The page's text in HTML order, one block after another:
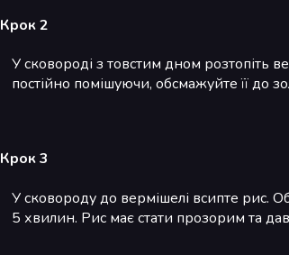
Крок 2
У сковороді з товстим дном розтопіть
постійно помішуючи, обсмажуйте її до
Крок 3
У сковороду до вермішелі всипте рис.
5 хвилин. Рис має стати прозорим та